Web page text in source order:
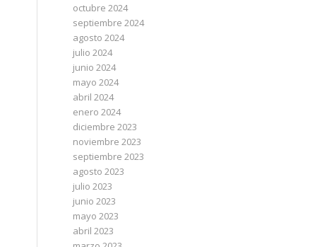
octubre 2024
septiembre 2024
agosto 2024
julio 2024
junio 2024
mayo 2024
abril 2024
enero 2024
diciembre 2023
noviembre 2023
septiembre 2023
agosto 2023
julio 2023
junio 2023
mayo 2023
abril 2023